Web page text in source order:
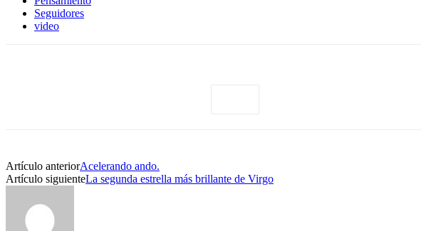
Seguidores
video
Artículo anteriorAcelerando ando.
Artículo siguienteLa segunda estrella más brillante de Virgo